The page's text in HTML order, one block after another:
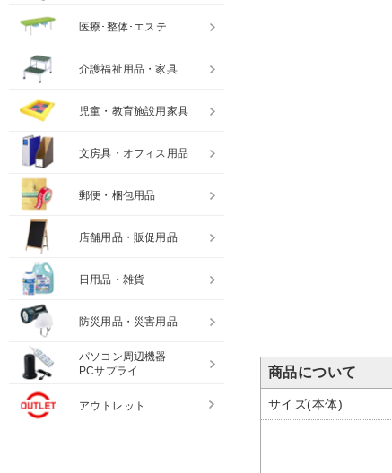
商品について
サイズ(本体)
医療･整体･エステ
介護福祉用品・家具
児童・教育施設用家具
文房具・オフィス用品
郵便・梱包用品
店舗用品・販促用品
日用品・雑貨
防災用品・災害用品
パソコン周辺機器
PCサプライ
アウトレット